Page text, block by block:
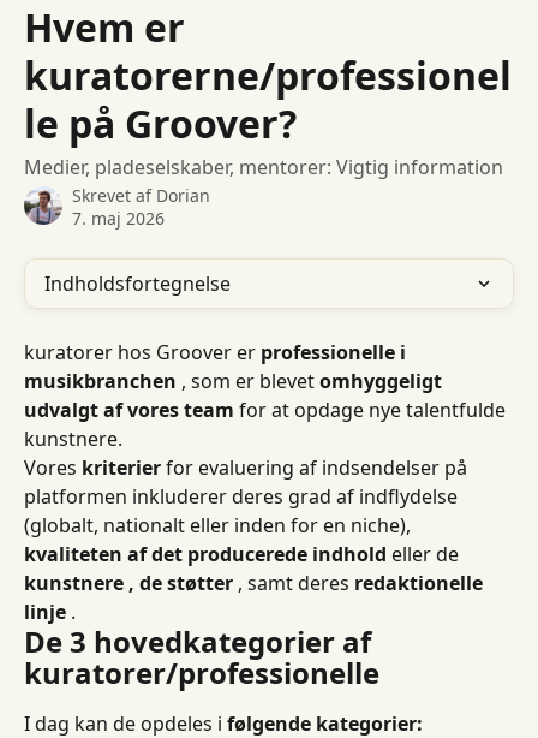
Hvem er
kuratorerne/professionel
le på Groover?
Medier, pladeselskaber, mentorer: Vigtig information
Skrevet af Dorian
7. maj 2026
Indholdsfortegnelse
kuratorer hos Groover er professionelle i
musikbranchen , som er blevet omhyggeligt
udvalgt af vores team for at opdage nye talentfulde
kunstnere.
Vores kriterier for evaluering af indsendelser på
platformen inkluderer deres grad af indflydelse
(globalt, nationalt eller inden for en niche),
kvaliteten af ​​det producerede indhold eller de
kunstnere , de støtter , samt deres redaktionelle
linje .
De 3 hovedkategorier af
kuratorer/professionelle
I dag kan de opdeles i følgende kategorier: